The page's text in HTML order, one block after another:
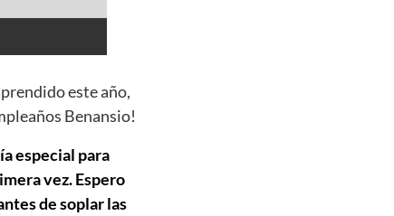
este año,
Benansio!
especial para
vez. Espero
de soplar las